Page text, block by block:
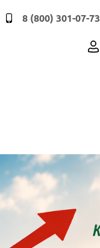
8 (800) 301-07-73